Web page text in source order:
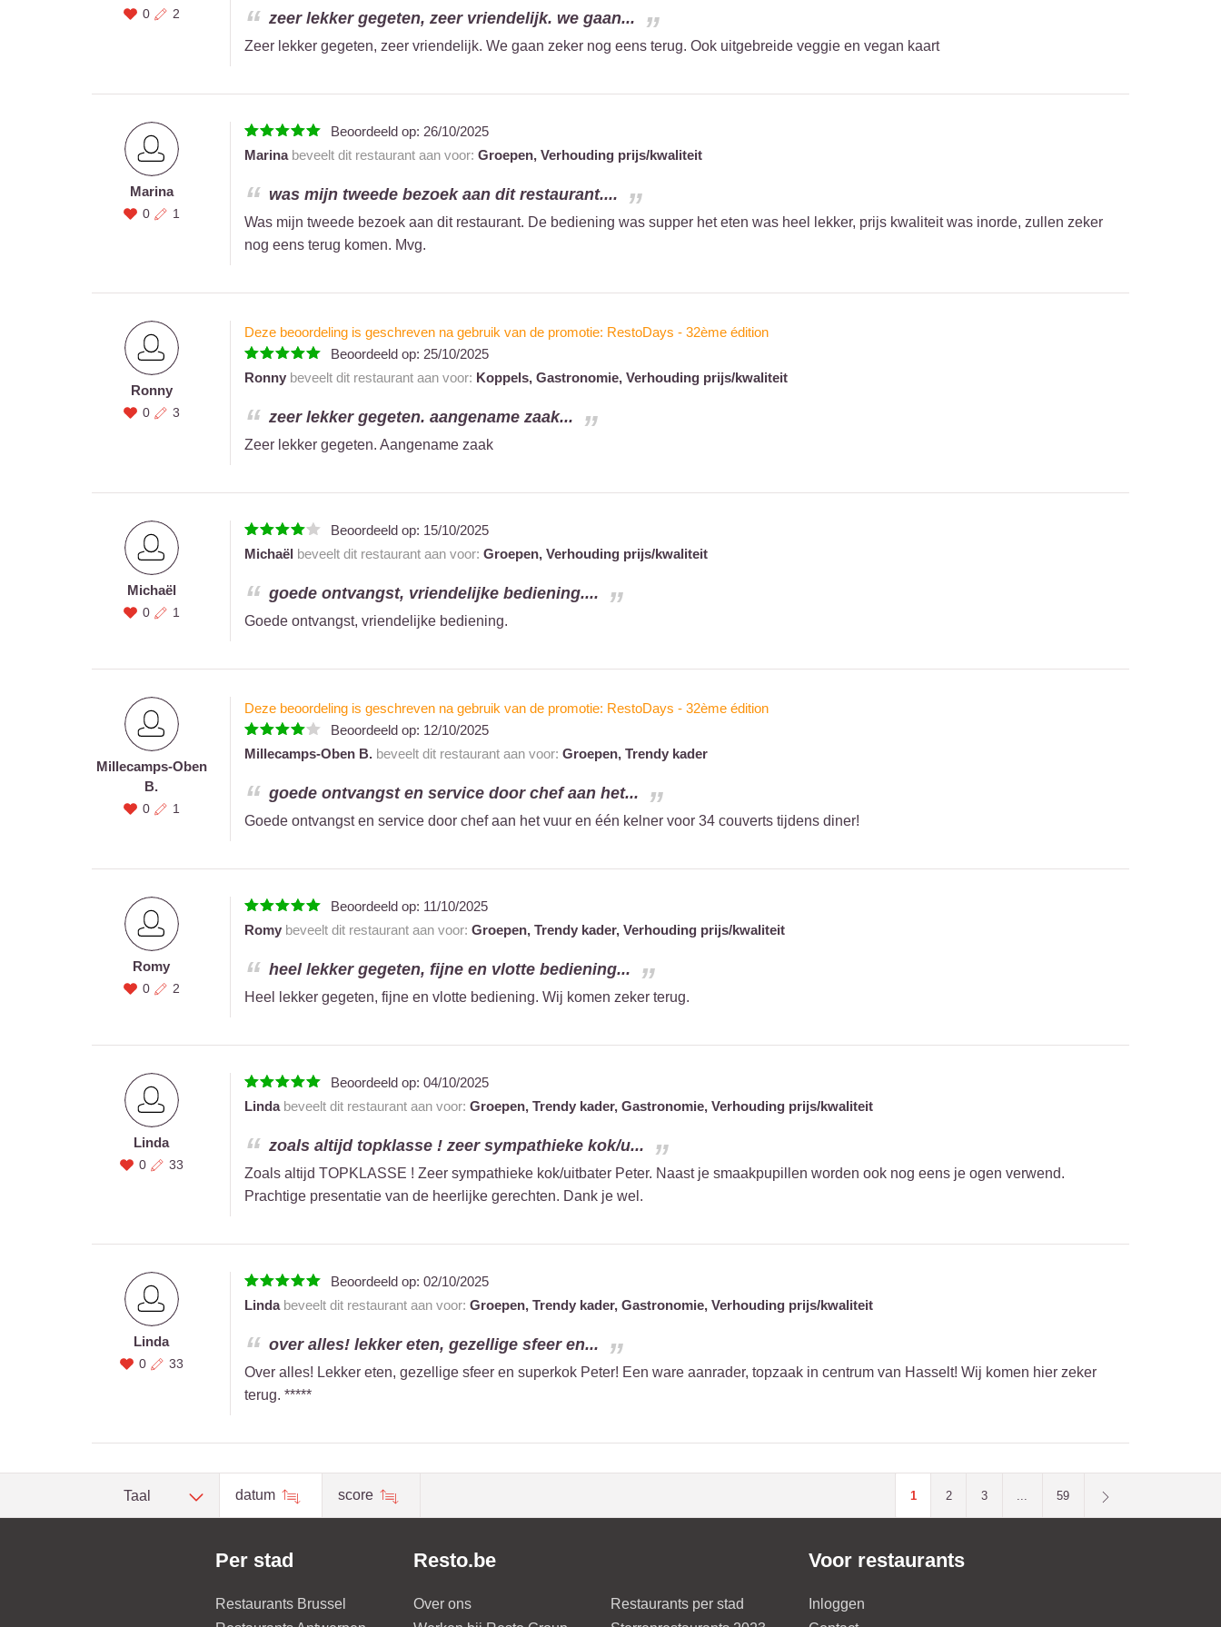
0 2 zeer lekker gegeten, zeer vriendelijk. we gaan...
Zeer lekker gegeten, zeer vriendelijk. We gaan zeker nog eens terug. Ook uitgebreide veggie en vegan kaart
Marina
0 1
Beoordeeld op: 26/10/2025
Marinabeveelt dit restaurant aan voor: Groepen, Verhouding prijs/kwaliteit
was mijn tweede bezoek aan dit restaurant....
Was mijn tweede bezoek aan dit restaurant. De bediening was supper het eten was heel lekker, prijs kwaliteit was inorde, zullen zeker
nog eens terug komen. Mvg.
Ronny
0 3
Deze beoordeling is geschreven na gebruik van de promotie: RestoDays - 32ème édition
Beoordeeld op: 25/10/2025
Ronnybeveelt dit restaurant aan voor: Koppels, Gastronomie, Verhouding prijs/kwaliteit
zeer lekker gegeten. aangename zaak...
Zeer lekker gegeten. Aangename zaak
Michaël
0 1
Beoordeeld op: 15/10/2025
Michaël beveelt dit restaurant aan voor: Groepen, Verhouding prijs/kwaliteit
goede ontvangst, vriendelijke bediening....
Goede ontvangst, vriendelijke bediening.
Millecamps-Oben
B.
0 1
Deze beoordeling is geschreven na gebruik van de promotie: RestoDays - 32ème édition
Beoordeeld op: 12/10/2025
Millecamps-Oben B.beveelt dit restaurant aan voor: Groepen, Trendy kader
goede ontvangst en service door chef aan het...
Goede ontvangst en service door chef aan het vuur en één kelner voor 34 couverts tijdens diner!
Romy
0 2
Beoordeeld op: 11/10/2025
Romybeveelt dit restaurant aan voor: Groepen, Trendy kader, Verhouding prijs/kwaliteit
heel lekker gegeten, fijne en vlotte bediening...
Heel lekker gegeten, fijne en vlotte bediening. Wij komen zeker terug.
Linda
0 33
Beoordeeld op: 04/10/2025
Lindabeveelt dit restaurant aan voor: Groepen, Trendy kader, Gastronomie, Verhouding prijs/kwaliteit
zoals altijd topklasse ! zeer sympathieke kok/u...
Zoals altijd TOPKLASSE ! Zeer sympathieke kok/uitbater Peter. Naast je smaakpupillen worden ook nog eens je ogen verwend.
Prachtige presentatie van de heerlijke gerechten. Dank je wel.
Linda
0 33
Beoordeeld op: 02/10/2025
Lindabeveelt dit restaurant aan voor: Groepen, Trendy kader, Gastronomie, Verhouding prijs/kwaliteit
over alles! lekker eten, gezellige sfeer en...
Over alles! Lekker eten, gezellige sfeer en superkok Peter! Een ware aanrader, topzaak in centrum van Hasselt! Wij komen hier zeker
terug. *****
Taal datum score 1 2 3 ... 59
Per stad
Restaurants Brussel
Resto.be
Over ons
Restaurants per stad
Voor restaurants
Inloggen